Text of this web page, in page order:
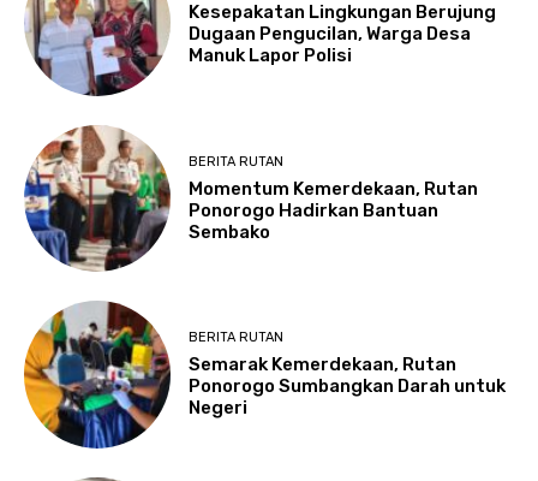
Kesepakatan Lingkungan Berujung
Dugaan Pengucilan, Warga Desa
Manuk Lapor Polisi
BERITA RUTAN
Momentum Kemerdekaan, Rutan
Ponorogo Hadirkan Bantuan
Sembako
BERITA RUTAN
Semarak Kemerdekaan, Rutan
Ponorogo Sumbangkan Darah untuk
Negeri